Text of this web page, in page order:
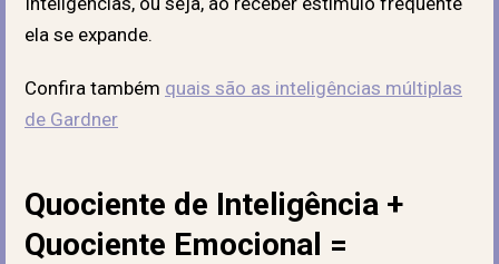
ela se expande.
Confira também quais são as inteligências múltiplas
de Gardner
Quociente de Inteligência +
Quociente Emocional =